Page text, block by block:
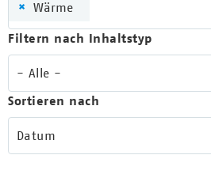
× Wärme
Filtern nach Inhaltstyp
- Alle -
Sortieren nach
Datum